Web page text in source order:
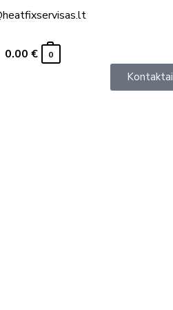
0.00 € 0
Kontaktai